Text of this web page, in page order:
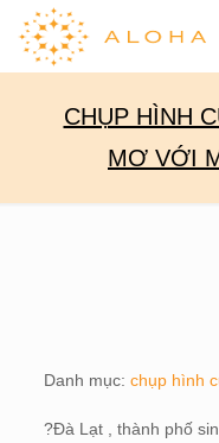
CHỤP HÌNH
MƠ VỚI
Danh mục: chụp hình
?Đà Lạt , thành phố